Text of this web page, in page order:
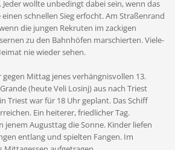
wollte unbedingt dabei sein, wenn das
schnellen Sieg erfocht. Am Straßenrand
die jungen Rekruten im zackigen
zu den Bahnhöfen marschierten. Viele-
nie wieder sehen.
gegen Mittag jenes verhängnisvollen 13.
(heute Veli Losinj) aus nach Triest
Triest war für 18 Uhr geplant. Das Schiff
Ein heiterer, friedlicher Tag.
jenem Augusttag die Sonne. Kinder liefen
entlang und spielten Fangen. Im